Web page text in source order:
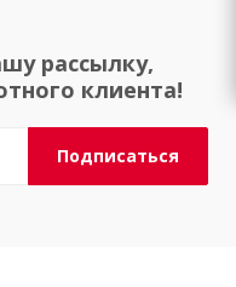
рассылку,
клиента!